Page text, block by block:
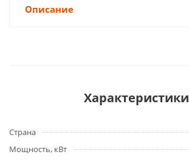
Описание
Характеристики
Страна
Мощность, кВт